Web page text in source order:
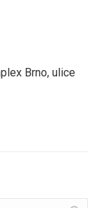
Brno, ulice